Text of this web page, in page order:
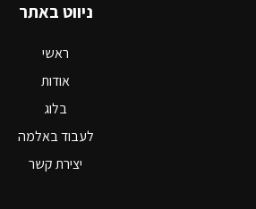
ניווט באתר
ראשי
אודות
בלוג
לעבוד באלמה
יצירת קשר